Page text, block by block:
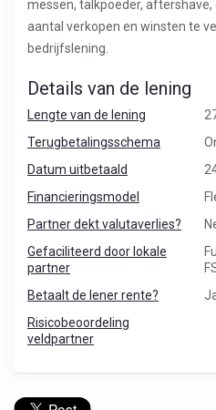
messen, talkpoeder,
aantal verkopen en winsten te
bedrijfslening.
Details van de lening
Lengte van de lening
Terugbetalingsschema
Datum uitbetaald
Financieringsmodel
Partner dekt valutaverlies?
Gefaciliteerd door lokale
partner
Betaalt de lener rente?
Risicobeoordeling
veldpartner